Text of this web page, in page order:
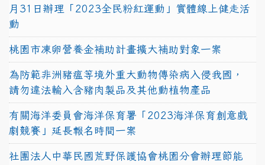
月31日辦理「2023全民粉紅運動」實體線上健走活
動
桃園市凍卵營養金補助計畫擴大補助對象一案
為防範非洲豬瘟等境外重大動物傳染病入侵我國，
請勿違法輸入含豬肉製品及其他動植物產品
有關海洋委員會海洋保育署「2023海洋保育創意戲
劇競賽」延長報名時間一案
社團法人中華民國荒野保護協會桃園分會辦理節能